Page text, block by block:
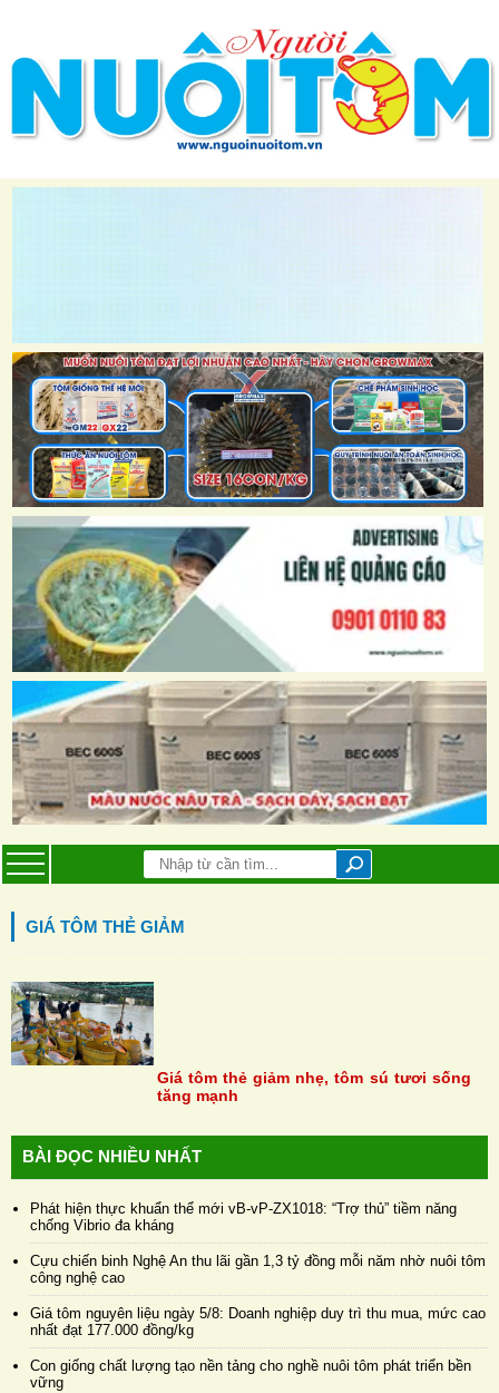
GIÁ TÔM THẺ GIẢM
Giá tôm thẻ giảm nhẹ, tôm sú tươi sống
tăng mạnh
BÀI ĐỌC NHIỀU NHẤT
Phát hiện thực khuẩn thể mới vB-vP-ZX1018: “Trợ thủ” tiềm năng
chống Vibrio đa kháng
Cựu chiến binh Nghệ An thu lãi gần 1,3 tỷ đồng mỗi năm nhờ nuôi tôm
công nghệ cao
Giá tôm nguyên liệu ngày 5/8: Doanh nghiệp duy trì thu mua, mức cao
nhất đạt 177.000 đồng/kg
Con giống chất lượng tạo nền tảng cho nghề nuôi tôm phát triển bền
vững